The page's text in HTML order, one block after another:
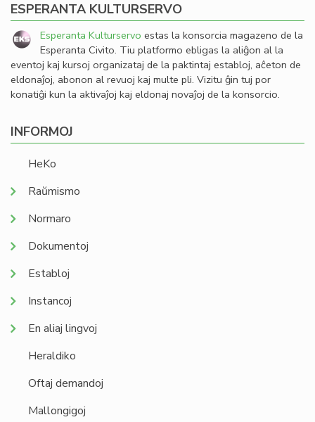
ESPERANTA KULTURSERVO
Esperanta Kulturservo estas la konsorcia magazeno de la
Esperanta Civito. Tiu platformo ebligas la aliĝon al la
eventoj kaj kursoj organizataj de la paktintaj establoj, aĉeton de
eldonaĵoj, abonon al revuoj kaj multe pli. Vizitu ĝin tuj por
konatiĝi kun la aktivaĵoj kaj eldonaj novaĵoj de la konsorcio.
INFORMOJ
HeKo
Raŭmismo
Normaro
Dokumentoj
Establoj
Instancoj
En aliaj lingvoj
Heraldiko
Oftaj demandoj
Mallongigoj